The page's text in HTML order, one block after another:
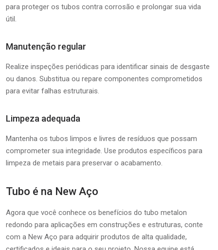
para proteger os tubos contra corrosão e prolongar sua vida
útil.
Manutenção regular
Realize inspeções periódicas para identificar sinais de desgaste
ou danos. Substitua ou repare componentes comprometidos
para evitar falhas estruturais.
Limpeza adequada
Mantenha os tubos limpos e livres de resíduos que possam
comprometer sua integridade. Use produtos específicos para
limpeza de metais para preservar o acabamento.
Tubo é na New Aço
Agora que você conhece os benefícios do tubo metalon
redondo para aplicações em construções e estruturas, conte
com a New Aço para adquirir produtos de alta qualidade,